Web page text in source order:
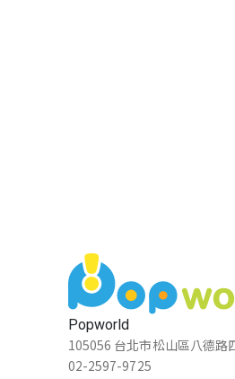
Popworld
105056 台北市松山區八德路
02-2597-9725